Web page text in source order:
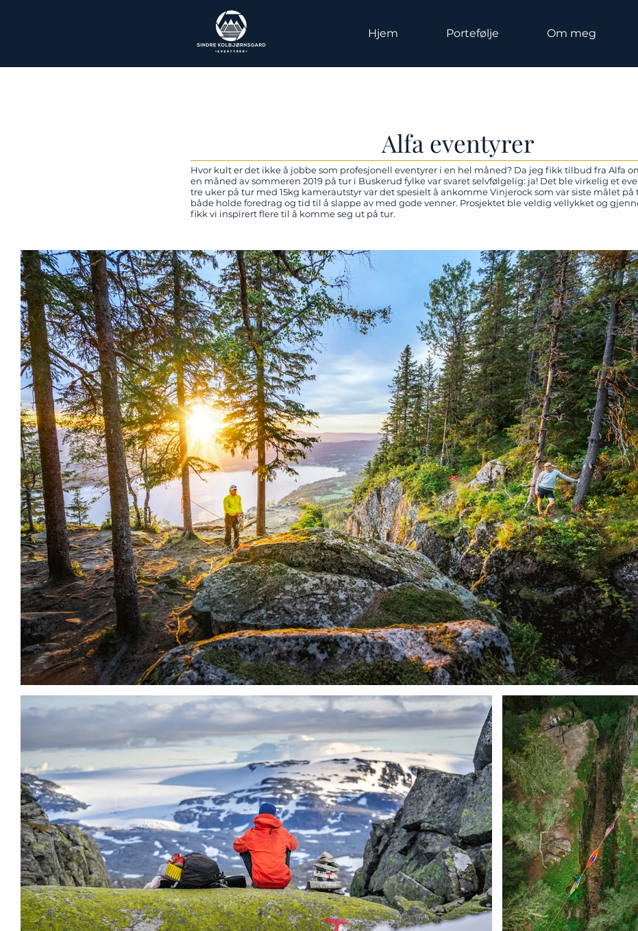
Hjem Portefølje Om meg
Alfa eventyrer
Hvor kult er det ikke å jobbe som profesjonell eventyrer i en hel måned? Da jeg fikk tilbud fra Alfa
en måned av sommeren 2019 på tur i Buskerud fylke var svaret selvfølgelig: ja! Det ble virkelig et
tre uker på tur med 15kg kamerautstyr var det spesielt å ankomme Vinjerock som var siste målet
både holde foredrag og tid til å slappe av med gode venner. Prosjektet ble veldig vellykket og
fikk vi inspirert flere til å komme seg ut på tur.